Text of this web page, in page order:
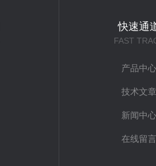
快速通
FAST
产品中心
技术文章
新闻中心
在线留言